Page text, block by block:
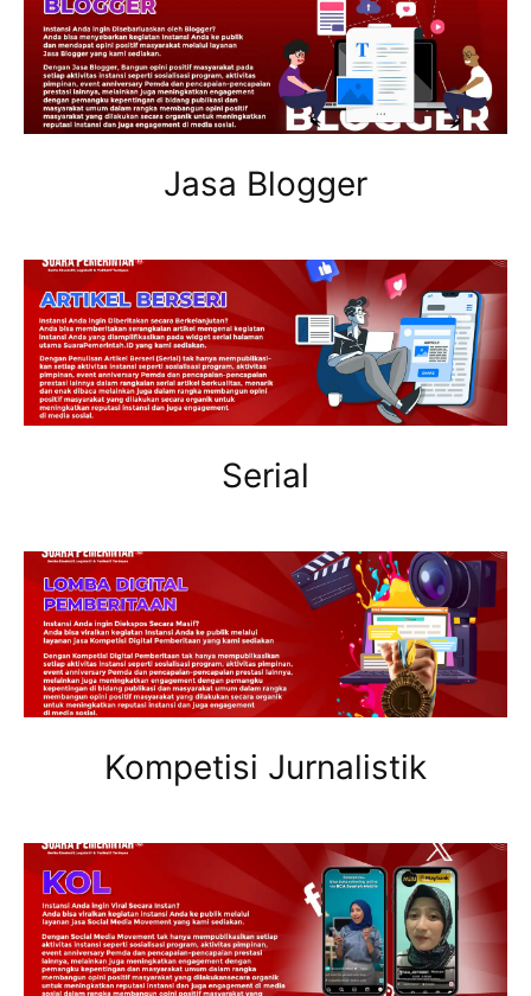
Jasa Blogger
Serial
Kompetisi Jurnalistik